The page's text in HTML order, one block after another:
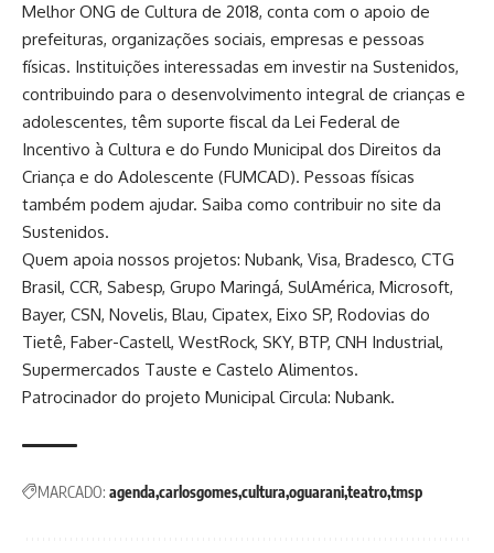
Melhor ONG de Cultura de 2018, conta com o apoio de
prefeituras, organizações sociais, empresas e pessoas
físicas. Instituições interessadas em investir na Sustenidos,
contribuindo para o desenvolvimento integral de crianças e
adolescentes, têm suporte fiscal da Lei Federal de
Incentivo à Cultura e do Fundo Municipal dos Direitos da
Criança e do Adolescente (FUMCAD). Pessoas físicas
também podem ajudar. Saiba como contribuir no site da
Sustenidos.
Quem apoia nossos projetos: Nubank, Visa, Bradesco, CTG
Brasil, CCR, Sabesp, Grupo Maringá, SulAmérica, Microsoft,
Bayer, CSN, Novelis, Blau, Cipatex, Eixo SP, Rodovias do
Tietê, Faber-Castell, WestRock, SKY, BTP, CNH Industrial,
Supermercados Tauste e Castelo Alimentos.
Patrocinador do projeto Municipal Circula: Nubank.
MARCADO: agenda carlosgomescultura oguaraniteatrotmsp